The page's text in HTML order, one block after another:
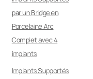
par un Bridge en
Porcelaine Arc
Complet avec 4
implants
Implants Supportés